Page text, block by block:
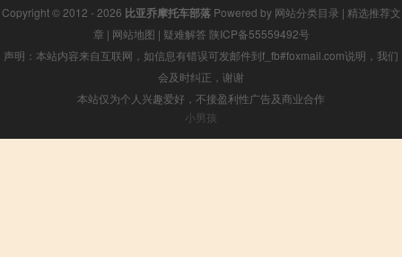
Copyright © 2012 - 2026 比亚乔摩托车部落Powered by 网站分类目录 | 精选推荐文
章 | 网站地图 | 疑难解答 陕ICP备55559492号
声明：本站内容来自互联网，如信息有错误可发邮件到f_fb#foxmail.com说明，我们
会及时纠正，谢谢
本站仅为个人兴趣爱好，不接盈利性广告及商业合作
小男孩